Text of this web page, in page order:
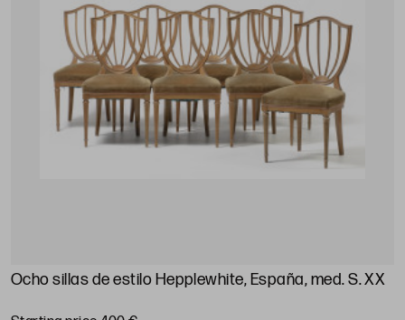
Ocho sillas de estilo Hepplewhite, España, med. S. XX